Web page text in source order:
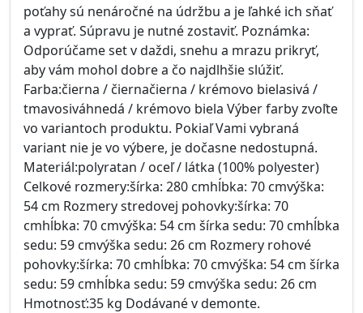
poťahy sú nenáročné na údržbu a je ľahké ich sňať
a vyprať. Súpravu je nutné zostaviť. Poznámka:
Odporúčame set v daždi, snehu a mrazu prikryť,
aby vám mohol dobre a čo najdlhšie slúžiť.
Farba:čierna / čiernačierna / krémovo bielasivá /
tmavosiváhnedá / krémovo biela Výber farby zvoľte
vo variantoch produktu. Pokiaľ Vami vybraná
variant nie je vo výbere, je dočasne nedostupná.
Materiál:polyratan / oceľ / látka (100% polyester)
Celkové rozmery:šírka: 280 cmhĺbka: 70 cmvýška:
54 cm Rozmery stredovej pohovky:šírka: 70
cmhĺbka: 70 cmvýška: 54 cm šírka sedu: 70 cmhĺbka
sedu: 59 cmvýška sedu: 26 cm Rozmery rohové
pohovky:šírka: 70 cmhĺbka: 70 cmvýška: 54 cm šírka
sedu: 59 cmhĺbka sedu: 59 cmvýška sedu: 26 cm
Hmotnosť:35 kg Dodávané v demonte.